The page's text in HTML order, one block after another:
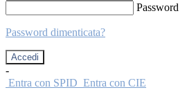
Password
Password dimenticata?
-
Entra con SPID Entra con CIE